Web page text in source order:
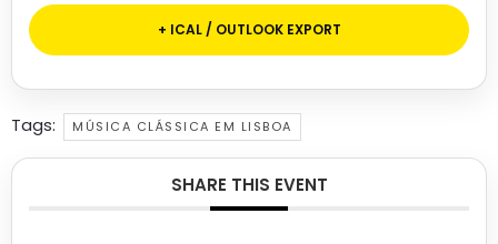
+ ICAL / OUTLOOK EXPORT
Tags: MÚSICA CLÁSSICA EM LISBOA
SHARE THIS EVENT